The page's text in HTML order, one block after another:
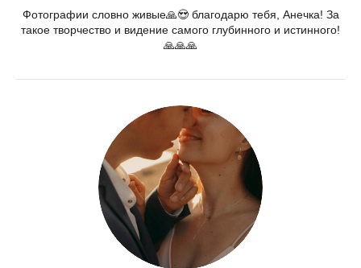
Фотографии словно живые🙏😍 благодарю тебя, Анечка! За
такое творчество и видение самого глубинного и истинного!
🙏🙏🙏